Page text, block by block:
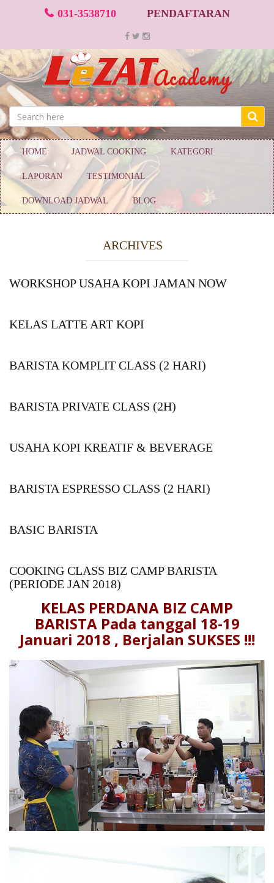
031-3538710 PENDAFTARAN
HOME JADWAL COOKING KATEGORI
LAPORAN TESTIMONIAL
DOWNLOAD JADWAL BLOG
ARCHIVES
WORKSHOP USAHA KOPI JAMAN NOW
KELAS LATTE ART KOPI
BARISTA KOMPLIT CLASS (2 HARI)
BARISTA PRIVATE CLASS (2H)
USAHA KOPI KREATIF & BEVERAGE
BARISTA ESPRESSO CLASS (2 HARI)
BASIC BARISTA
COOKING CLASS BIZ CAMP BARISTA
(PERIODE JAN 2018)
KELAS PERDANA BIZ CAMP
BARISTA Pada tanggal 18-19
Januari 2018 , Berjalan SUKSES !!!